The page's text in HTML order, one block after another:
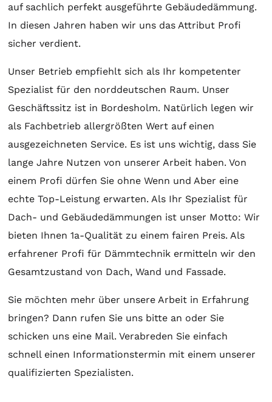
auf sachlich perfekt ausgeführte Gebäudedämmung.
In diesen Jahren haben wir uns das Attribut Profi
sicher verdient.
Unser Betrieb empfiehlt sich als Ihr kompetenter
Spezialist für den norddeutschen Raum. Unser
Geschäftssitz ist in Bordesholm. Natürlich legen wir
als Fachbetrieb allergrößten Wert auf einen
ausgezeichneten Service. Es ist uns wichtig, dass Sie
lange Jahre Nutzen von unserer Arbeit haben. Von
einem Profi dürfen Sie ohne Wenn und Aber eine
echte Top-Leistung erwarten. Als Ihr Spezialist für
Dach- und Gebäudedämmungen ist unser Motto: Wir
bieten Ihnen 1a-Qualität zu einem fairen Preis. Als
erfahrener Profi für Dämmtechnik ermitteln wir den
Gesamtzustand von Dach, Wand und Fassade.
Sie möchten mehr über unsere Arbeit in Erfahrung
bringen? Dann rufen Sie uns bitte an oder Sie
schicken uns eine Mail. Verabreden Sie einfach
schnell einen Informationstermin mit einem unserer
qualifizierten Spezialisten.